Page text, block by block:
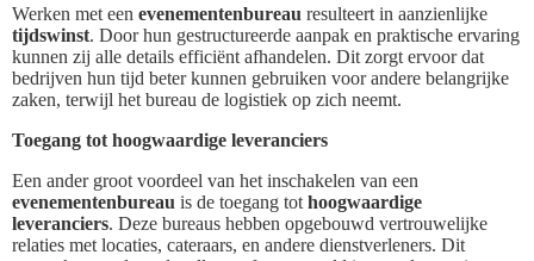
Werken met een evenementenbureau resulteert in aanzienlijke
tijdswinst. Door hun gestructureerde aanpak en praktische ervaring
kunnen zij alle details efficiënt afhandelen. Dit zorgt ervoor dat
bedrijven hun tijd beter kunnen gebruiken voor andere belangrijke
zaken, terwijl het bureau de logistiek op zich neemt.
Toegang tot hoogwaardige leveranciers
Een ander groot voordeel van het inschakelen van een
evenementenbureau is de toegang tot hoogwaardige
leveranciers. Deze bureaus hebben opgebouwd vertrouwelijke
relaties met locaties, cateraars, en andere dienstverleners. Dit